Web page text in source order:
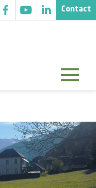
Contact